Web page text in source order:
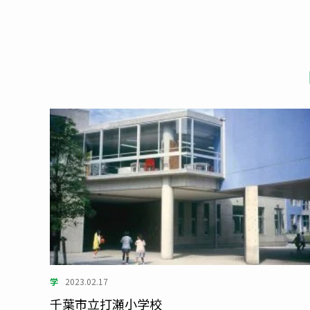
学 2023.02.17
千葉市立打瀬小学校